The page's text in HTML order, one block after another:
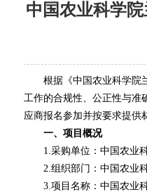
中国农业科学
根据《中国农业科学院
工作的合规性、公正性与准
应商报名参加并按要求提供
一、项目概况
1.采购单位：中国农业
2.组织部门：中国农业
3.项目名称：中国农业